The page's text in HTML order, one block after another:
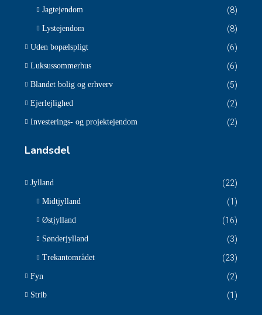
Jagtejendom (8)
Lystejendom (8)
Uden bopælspligt (6)
Luksussommerhus (6)
Blandet bolig og erhverv (5)
Ejerlejlighed (2)
Investerings- og projektejendom (2)
Landsdel
Jylland (22)
Midtjylland (1)
Østjylland (16)
Sønderjylland (3)
Trekantområdet (23)
Fyn (2)
Strib (1)